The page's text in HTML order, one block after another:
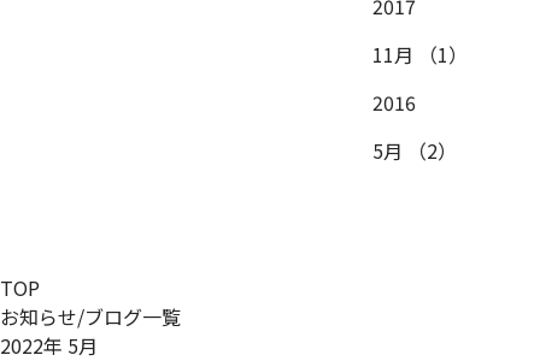
2017
11月
（1）
2016
5月
（2）
TOP
お知らせ/ブログ一覧
2022年 5月